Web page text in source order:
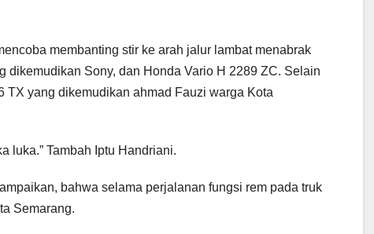
membanting stir ke arah jalur lambat menabrak
dikemudikan Sony, dan Honda Vario H 2289 ZC. Selain
TX yang dikemudikan ahmad Fauzi warga Kota
luka.” Tambah Iptu Handriani.
bahwa selama perjalanan fungsi rem pada truk
Semarang.